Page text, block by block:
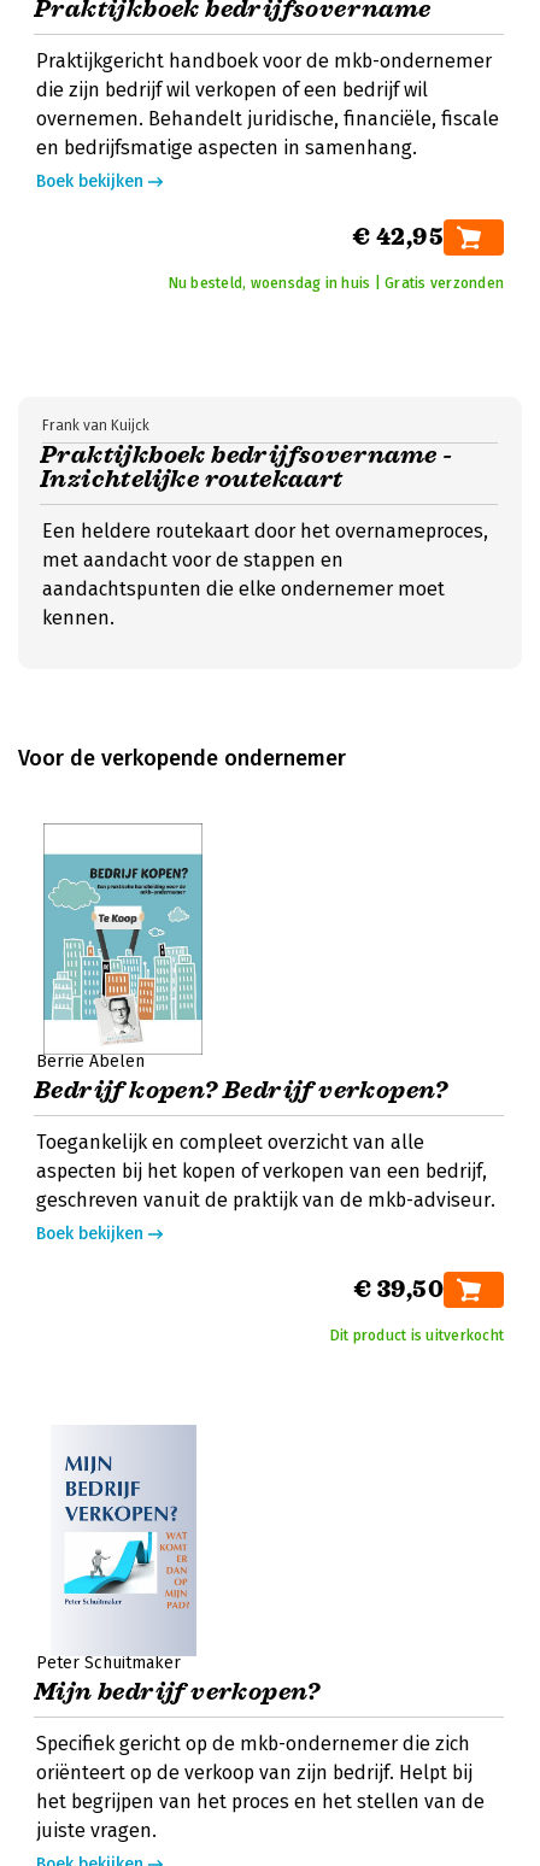
Praktijkboek bedrijfsovername
Praktijkgericht handboek voor de mkb-ondernemer
die zijn bedrijf wil verkopen of een bedrijf wil
overnemen. Behandelt juridische, financiële, fiscale
en bedrijfsmatige aspecten in samenhang.
Boek bekijken
€ 42,95
Nu besteld, woensdag in huis | Gratis verzonden
Praktijkboek bedrijfsovername -
Inzichtelijke routekaart
Frank van Kuijck
Een heldere routekaart door het overnameproces,
met aandacht voor de stappen en
aandachtspunten die elke ondernemer moet
kennen.
Voor de verkopende ondernemer
Berrie Abelen
Bedrijf kopen? Bedrijf verkopen?
Toegankelijk en compleet overzicht van alle
aspecten bij het kopen of verkopen van een bedrijf,
geschreven vanuit de praktijk van de mkb-adviseur.
Boek bekijken
€ 39,50
Dit product is uitverkocht
Peter Schuitmaker
Mijn bedrijf verkopen?
Specifiek gericht op de mkb-ondernemer die zich
oriënteert op de verkoop van zijn bedrijf. Helpt bij
het begrijpen van het proces en het stellen van de
juiste vragen.